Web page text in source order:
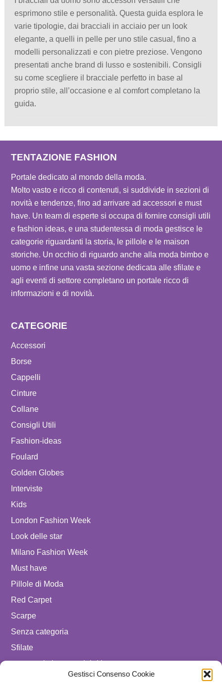
Gestisci Consenso Cookie
esprimono stile e personalità. Questa guida esplora le
varie tipologie, dai bracciali in acciaio per un look
elegante, a quelli in pelle per uno stile casual, fino a
modelli personalizzati e con pietre preziose. Vengono
presentati anche brand di lusso e sostenibili. Consigli
su come scegliere il bracciale perfetto in base al
proprio stile, all’occasione e al comfort completano la
guida.
TENTAZIONE FASHION
Portale dedicato al mondo della moda.
Molto vasto e ricco di contenuti, si suddivide in sezioni di
novità e tendenze, fino ad arrivare ad accessori e must
have. Un team di esperte si occupa di fornire consigli utili
e fashion ideas, e una studentessa di moda gestisce le
categorie riguardanti la storia, le pillole e le maison
storiche. Un occhio di riguardo anche alla moda bimbo e
uomo e infine una vasta sezione dedicata alle sfilate e
agli eventi di settore completano un portale ricco di
informazioni e di novità.
CATEGORIE
Accessori
Borse
Cappelli
Cinture
Collane
Consigli Utili
Fashion-ideas
Foulard
Golden Globes
Interviste
Kids
London Fashion Week
Look delle star
Milano Fashion Week
Must have
Pillole di Moda
Red Carpet
Scarpe
Senza categoria
Sfilate
spostare in luxury celebrities